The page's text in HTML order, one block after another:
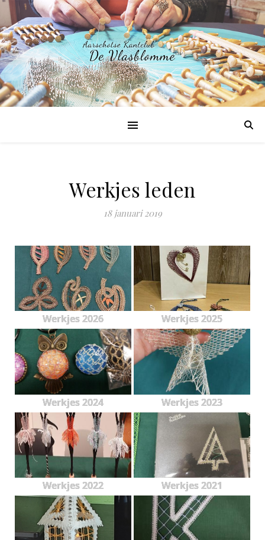
Werkjes leden
18 januari 2019
Werkjes 2026 Werkjes 2025
Werkjes 2024 Werkjes 2023
Werkjes 2022 Werkjes 2021